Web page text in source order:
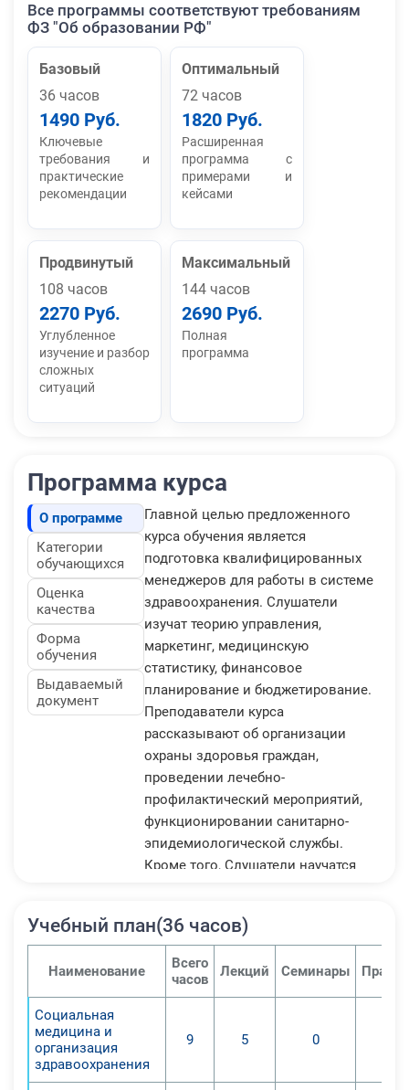
Все программы соответствуют требованиям
ФЗ "Об образовании РФ"
Базовый
36 часов
1490 Руб.
Ключевые
требования и
практические
рекомендации
Оптимальный
72 часов
1820 Руб.
Расширенная
программа с
примерами и
кейсами
Продвинутый
108 часов
2270 Руб.
Углубленное
изучение и разбор
сложных
ситуаций
Максимальный
144 часов
2690 Руб.
Полная
программа
Программа курса
О программе
Категории
обучающихся
Оценка
качества
Форма
обучения
Выдаваемый
документ
Главной целью предложенного
курса обучения является
подготовка квалифицированных
менеджеров для работы в системе
здравоохранения. Слушатели
изучат теорию управления,
маркетинг, медицинскую
статистику, финансовое
планирование и бюджетирование.
Преподаватели курса
рассказывают об организации
охраны здоровья граждан,
проведении лечебно-
профилактический мероприятий,
функционировании санитарно-
эпидемиологической службы.
Кроме того, Слушатели научатся
Учебный план(36 часов)
Наименование
Всего
часов
Лекций Семинары
Социальная
медицина и
организация
здравоохранения
9 5 0